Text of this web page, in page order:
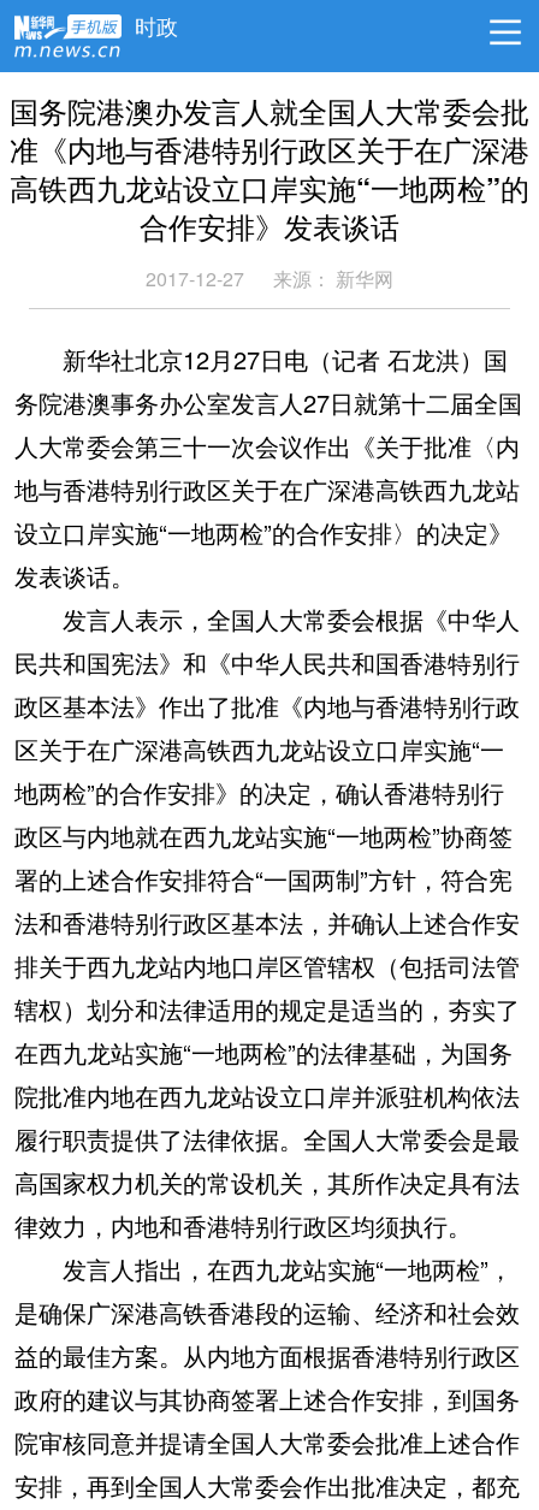
时政
国务院港澳办发言人就全国人大常委会批
准《内地与香港特别行政区关于在广深港
高铁西九龙站设立口岸实施“一地两检”的
合作安排》发表谈话
2017-12-27 来源： 新华网
新华社北京12月27日电（记者 石龙洪）国
务院港澳事务办公室发言人27日就第十二届全国
人大常委会第三十一次会议作出《关于批准〈内
地与香港特别行政区关于在广深港高铁西九龙站
设立口岸实施“一地两检”的合作安排〉的决定》
发表谈话。
发言人表示，全国人大常委会根据《中华人
民共和国宪法》和《中华人民共和国香港特别行
政区基本法》作出了批准《内地与香港特别行政
区关于在广深港高铁西九龙站设立口岸实施“一
地两检”的合作安排》的决定，确认香港特别行
政区与内地就在西九龙站实施“一地两检”协商签
署的上述合作安排符合“一国两制”方针，符合宪
法和香港特别行政区基本法，并确认上述合作安
排关于西九龙站内地口岸区管辖权（包括司法管
辖权）划分和法律适用的规定是适当的，夯实了
在西九龙站实施“一地两检”的法律基础，为国务
院批准内地在西九龙站设立口岸并派驻机构依法
履行职责提供了法律依据。全国人大常委会是最
高国家权力机关的常设机关，其所作决定具有法
律效力，内地和香港特别行政区均须执行。
发言人指出，在西九龙站实施“一地两检”，
是确保广深港高铁香港段的运输、经济和社会效
益的最佳方案。从内地方面根据香港特别行政区
政府的建议与其协商签署上述合作安排，到国务
院审核同意并提请全国人大常委会批准上述合作
安排，再到全国人大常委会作出批准决定，都充